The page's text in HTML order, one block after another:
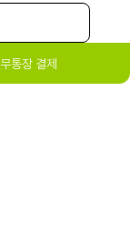
무통장 결제